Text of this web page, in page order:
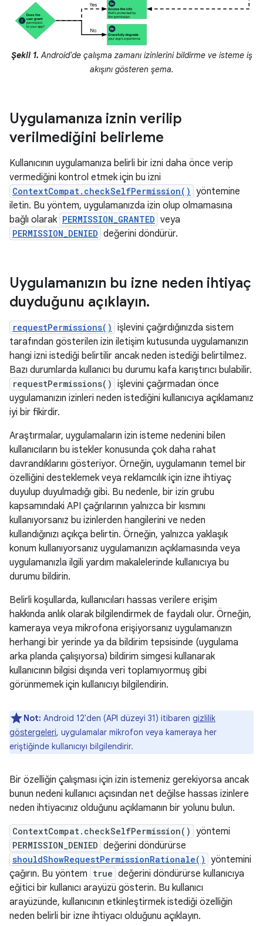
Şekil 1. Android'de çalışma zamanı izinlerini bildirme ve isteme iş
akışını gösteren şema.
Uygulamanıza iznin verilip
verilmediğini belirleme
Kullanıcının uygulamanıza belirli bir izni daha önce verip
vermediğini kontrol etmek için bu izni
ContextCompat.checkSelfPermission() yöntemine
iletin. Bu yöntem, uygulamanızda izin olup olmamasına
bağlı olarak PERMISSION_GRANTED veya
PERMISSION_DENIED değerini döndürür.
Uygulamanızın bu izne neden ihtiyaç
duyduğunu açıklayın.
requestPermissions() işlevini çağırdığınızda sistem
tarafından gösterilen izin iletişim kutusunda uygulamanızın
hangi izni istediği belirtilir ancak neden istediği belirtilmez.
Bazı durumlarda kullanıcı bu durumu kafa karıştırıcı bulabilir.
requestPermissions() işlevini çağırmadan önce
uygulamanızın izinleri neden istediğini kullanıcıya açıklamanız
iyi bir fikirdir.
Araştırmalar, uygulamaların izin isteme nedenini bilen
kullanıcıların bu istekler konusunda çok daha rahat
davrandıklarını gösteriyor. Örneğin, uygulamanın temel bir
özelliğini desteklemek veya reklamcılık için izne ihtiyaç
duyulup duyulmadığı gibi. Bu nedenle, bir izin grubu
kapsamındaki API çağrılarının yalnızca bir kısmını
kullanıyorsanız bu izinlerden hangilerini ve neden
kullandığınızı açıkça belirtin. Örneğin, yalnızca yaklaşık
konum kullanıyorsanız uygulamanızın açıklamasında veya
uygulamanızla ilgili yardım makalelerinde kullanıcıya bu
durumu bildirin.
Belirli koşullarda, kullanıcıları hassas verilere erişim
hakkında anlık olarak bilgilendirmek de faydalı olur. Örneğin,
kameraya veya mikrofona erişiyorsanız uygulamanızın
herhangi bir yerinde ya da bildirim tepsisinde (uygulama
arka planda çalışıyorsa) bildirim simgesi kullanarak
kullanıcının bilgisi dışında veri toplamıyormuş gibi
görünmemek için kullanıcıyı bilgilendirin.
Not: Android 12'den (API düzeyi 31) itibaren gizlilik
göstergeleri, uygulamalar mikrofon veya kameraya her
eriştiğinde kullanıcıyı bilgilendirir.
Bir özelliğin çalışması için izin istemeniz gerekiyorsa ancak
bunun nedeni kullanıcı açısından net değilse hassas izinlere
neden ihtiyacınız olduğunu açıklamanın bir yolunu bulun.
ContextCompat.checkSelfPermission() yöntemi
PERMISSION_DENIED değerini döndürürse
shouldShowRequestPermissionRationale() yöntemini
çağırın. Bu yöntem true değerini döndürürse kullanıcıya
eğitici bir kullanıcı arayüzü gösterin. Bu kullanıcı
arayüzünde, kullanıcının etkinleştirmek istediği özelliğin
neden belirli bir izne ihtiyacı olduğunu açıklayın.